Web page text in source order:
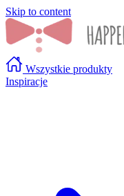
Skip to content
Wszystkie produkty
Inspiracje